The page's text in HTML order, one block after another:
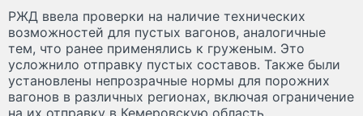
РЖД ввела проверки на наличие технических
возможностей для пустых вагонов, аналогичные
тем, что ранее применялись к груженым. Это
усложнило отправку пустых составов. Также были
установлены непрозрачные нормы для порожних
вагонов в различных регионах, включая ограничение